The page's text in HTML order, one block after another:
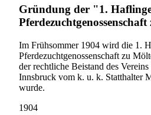
Gründung der "1.
Im Frühsommer 1904 wird die 1.
Pferdezuchtgenossenschaft zu
der rechtliche Beistand des
Innsbruck vom k. u. k. Statthalter
wurde.
1904